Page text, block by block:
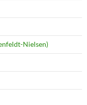
Nielsen)